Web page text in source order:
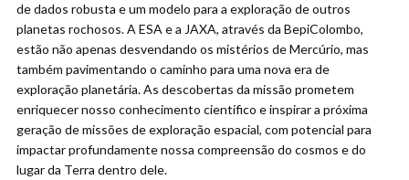
de dados robusta e um modelo para a exploração de outros
planetas rochosos. A ESA e a JAXA, através da BepiColombo,
estão não apenas desvendando os mistérios de Mercúrio, mas
também pavimentando o caminho para uma nova era de
exploração planetária. As descobertas da missão prometem
enriquecer nosso conhecimento científico e inspirar a próxima
geração de missões de exploração espacial, com potencial para
impactar profundamente nossa compreensão do cosmos e do
lugar da Terra dentro dele.